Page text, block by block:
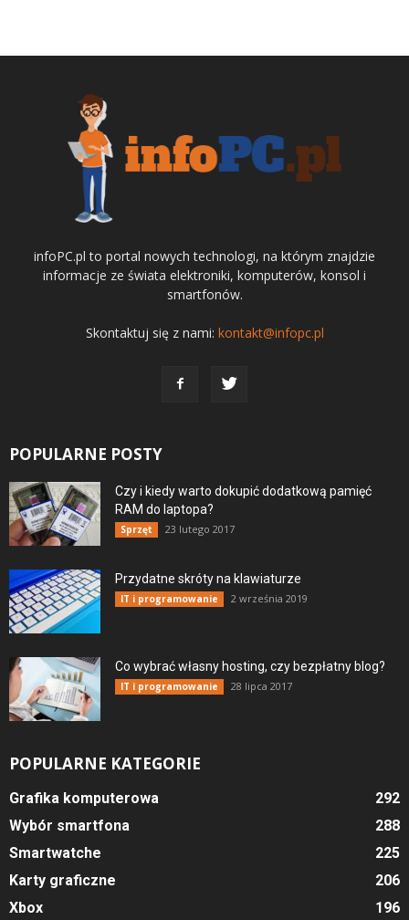
infoPC.pl to portal nowych technologi, na którym znajdzie
informacje ze świata elektroniki, komputerów, konsol i
smartfonów.
Skontaktuj się z nami: kontakt@infopc.pl
POPULARNE POSTY
Czy i kiedy warto dokupić dodatkową pamięć
RAM do laptopa?
Sprzęt 23 lutego 2017
Przydatne skróty na klawiaturze
IT i programowanie 2 września 2019
Co wybrać własny hosting, czy bezpłatny blog?
IT i programowanie 28 lipca 2017
POPULARNE KATEGORIE
Grafika komputerowa
292
Wybór smartfona
288
Smartwatche
225
Karty graficzne
206
Xbox
196